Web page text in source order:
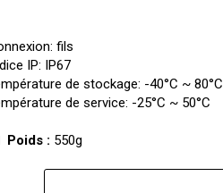
fils
IP: IP67
de stockage: -40°C ~ 80°C
de service: -25°C ~ 50°C
Poids : 550g